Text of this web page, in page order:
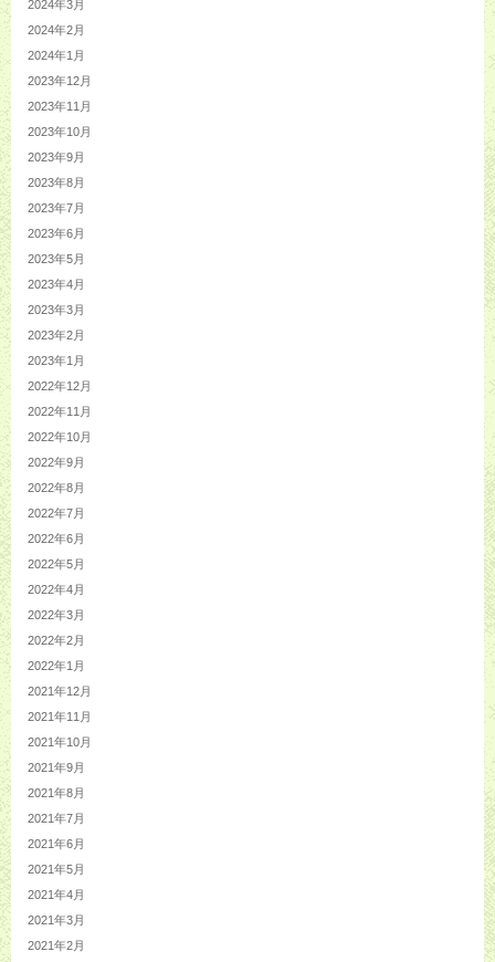
2024年3月
2024年2月
2024年1月
2023年12月
2023年11月
2023年10月
2023年9月
2023年8月
2023年7月
2023年6月
2023年5月
2023年4月
2023年3月
2023年2月
2023年1月
2022年12月
2022年11月
2022年10月
2022年9月
2022年8月
2022年7月
2022年6月
2022年5月
2022年4月
2022年3月
2022年2月
2022年1月
2021年12月
2021年11月
2021年10月
2021年9月
2021年8月
2021年7月
2021年6月
2021年5月
2021年4月
2021年3月
2021年2月